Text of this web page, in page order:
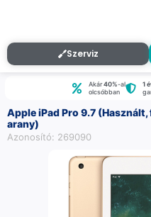
Szerviz
Akár40%-al
olcsóbban
1
Apple iPad Pro 9.7 (Használt,
arany)
Azonosító: 269090